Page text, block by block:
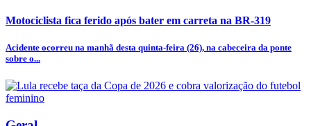
Motociclista fica ferido após bater em carreta na BR-319
Acidente ocorreu na manhã desta quinta-feira (26), na cabeceira da ponte
sobre o...